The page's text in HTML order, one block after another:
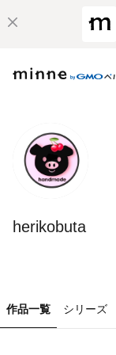
herikobuta
作品一覧 シリーズ